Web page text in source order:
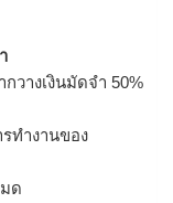
วางเงินมัดจำ 50%
ทำงานของ
ด